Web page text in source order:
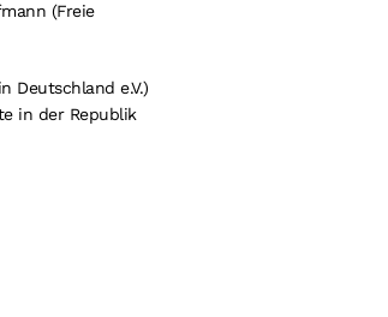
(Freie
Deutschland e.V.)
in der Republik